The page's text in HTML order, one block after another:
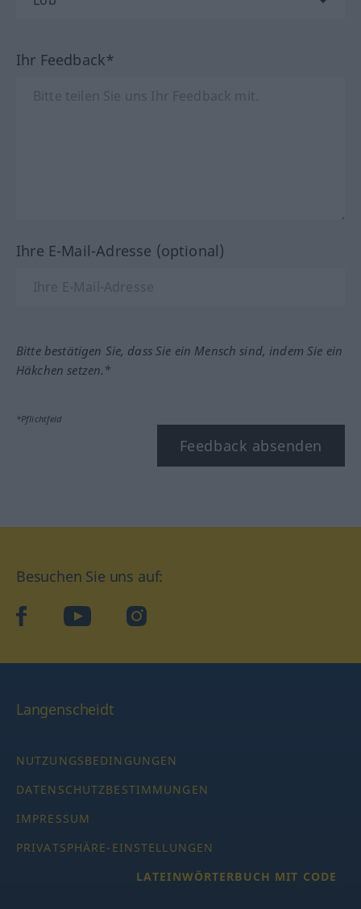
Ihr Feedback*
Ihre E-Mail-Adresse (optional)
Bitte bestätigen Sie, dass Sie ein Mensch sind, indem Sie ein
Häkchen setzen.*
*Pflichtfeld
Feedback absenden
Besuchen Sie uns auf:
facebookYouTube Instagram
Langenscheidt
NUTZUNGSBEDINGUNGEN
DATENSCHUTZBESTIMMUNGEN
IMPRESSUM
PRIVATSPHÄRE-EINSTELLUNGEN
LATEINWÖRTERBUCH MIT CODE